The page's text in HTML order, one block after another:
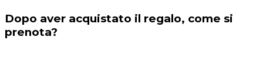
Dopo aver acquistato il regalo, come si
prenota?